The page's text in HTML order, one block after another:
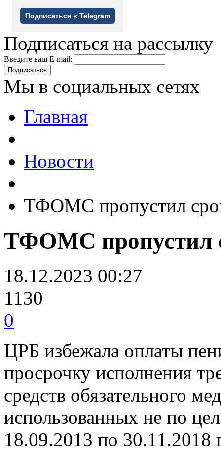
Подписаться в Telegram
Подписаться на рассылку
Введите ваш E-mail:
Подписаться
Мы в социальных сетях
Главная
Новости
ТФОМС пропустил
ТФОМС пропустил
18.12.2023 00:27
1130
0
ЦРБ избежала оплаты
просрочку исполнения
средств обязательного
использованных не по
18.09.2013 по 30.11.2018